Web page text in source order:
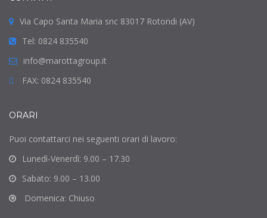
Via Capo Santa Maria snc 83017 Rotondi (AV)
Tel: 0824 835540
info@marottagroup.it
FAX: 0824 835540
ORARI
Puoi contattarci nei seguenti orari di lavoro:
Lunedì-Venerdì: 9.00 – 17.30
Sabato: 9.00 – 13.00
Domenica: Chiuso